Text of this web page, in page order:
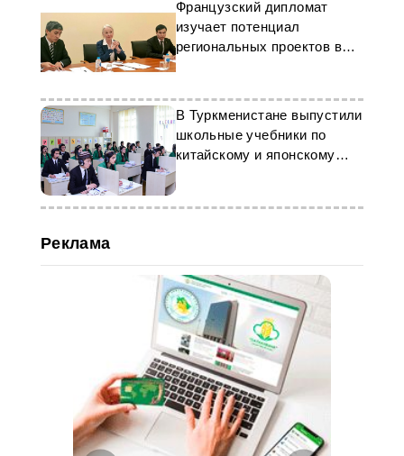
Французский дипломат
изучает потенциал
региональных проектов в
Туркменистане
В Туркменистане выпустили
школьные учебники по
китайскому и японскому
языкам
Реклама